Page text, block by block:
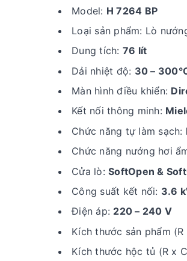
Model: H 7264 BP
Loại sản phẩm: Lò
Dung tích: 76 lít
Dải nhiệt độ: 30 –
Màn hình điều khiển:
Kết nối thông minh:
Chức năng tự làm sạch:
Chức năng nướng hơi
Cửa lò: SoftOpen &
Công suất kết nối: 3.6
Điện áp: 220 – 240 V
Kích thước sản phẩm (R
Kích thước hộc tủ (R x